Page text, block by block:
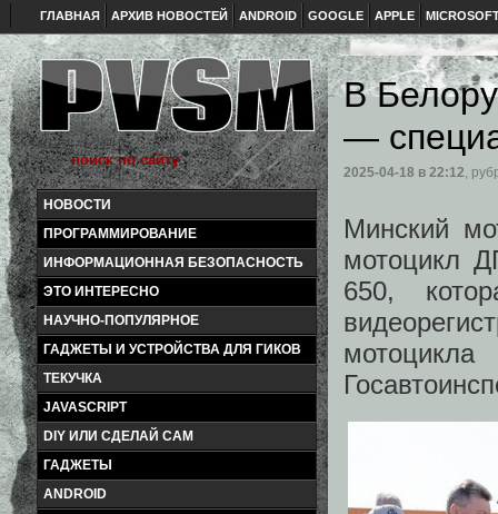
ГЛАВНАЯ АРХИВ НОВОСТЕЙ ANDROID GOOGLE APPLE
НОВОСТИ
ПРОГРАММИРОВАНИЕ
ИНФОРМАЦИОННАЯ БЕЗОПАСНОСТЬ
ЭТО ИНТЕРЕСНО
НАУЧНО-ПОПУЛЯРНОЕ
ГАДЖЕТЫ И УСТРОЙСТВА ДЛЯ ГИКОВ
ТЕКУЧКА
JAVASCRIPT
DIY ИЛИ СДЕЛАЙ САМ
ГАДЖЕТЫ
ANDROID
В
—
2025-04-18 в 22:12,
Минский
мотоцикл
650,